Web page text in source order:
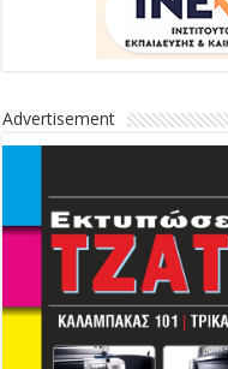
Advertisement